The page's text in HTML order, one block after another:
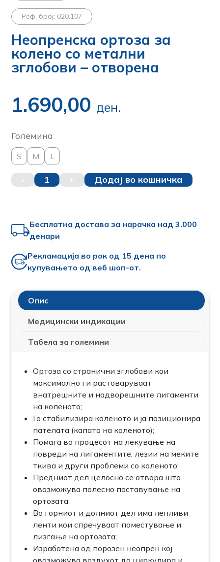
Реф. број: 020.107
Неопренска ортоза за
колено со метални
зглобови – отворена
1.690,00 ден.
Големина
S M L
- 1 + Додај во кошничка
Бесплатна достава за нарачка над 3.000
денари
Рекламација во рок од 15 дена по
купувањето од веб шоп-от.
Oпис
Медицински индикации
Табела за големини
Ортоза со странични зглобови кои
максимално ги растоваруваат
внатрешните и надворешните лигаменти
на коленото;
Го стабилизира коленото и ја позиционира
пателата (капата на коленото);
Помага во процесот на лекување на
повреди на лигаментите, лезии на меките
ткива и други проблеми со коленото;
Предниот дел целосно се отвора што
овозможува полесно поставување на
ортозата;
Во горниот и долниот дел има лепливи
ленти кои спречуваат поместување и
лизгање на ортозата;
Изработена од порозен неопрен кој
овозможува воздухот да циркулира и